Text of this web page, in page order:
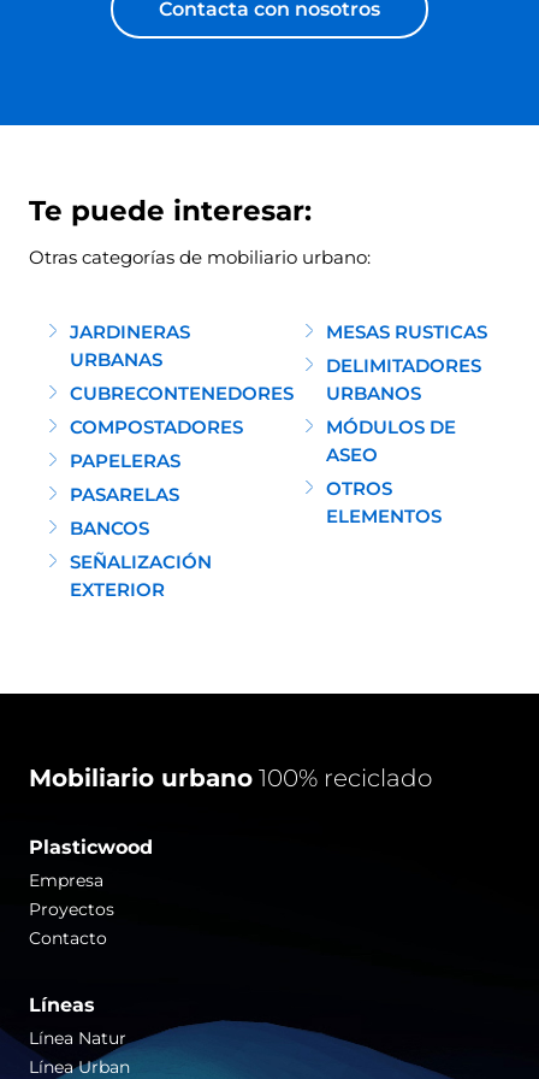
Contacta con nosotros
Te puede interesar:
Otras categorías de mobiliario urbano:
JARDINERAS
URBANAS
CUBRECONTENEDORES
COMPOSTADORES
PAPELERAS
PASARELAS
BANCOS
SEÑALIZACIÓN
EXTERIOR
MESAS RUSTICAS
DELIMITADORES
URBANOS
MÓDULOS DE
ASEO
OTROS
ELEMENTOS
Mobiliario urbano 100% reciclado
Plasticwood
Empresa
Proyectos
Contacto
Líneas
Línea Natur
Línea Urban